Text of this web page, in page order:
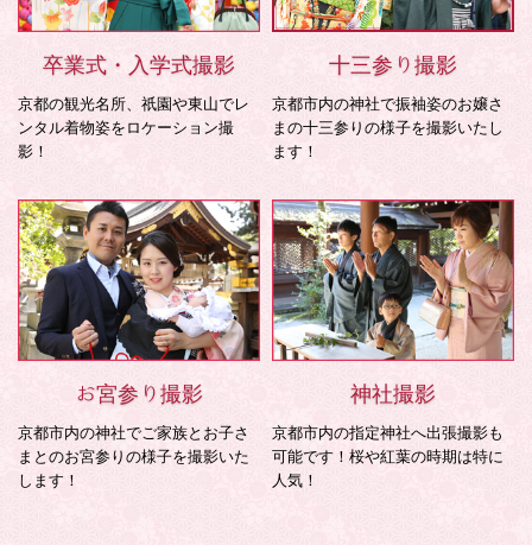
卒業式・入学式撮影
京都の観光名所、祇園や東山でレ
ンタル着物姿をロケーション撮
影！
十三参り撮影
京都市内の神社で振袖姿のお嬢さ
まの十三参りの様子を撮影いたし
ます！
お宮参り撮影
京都市内の神社でご家族とお子さ
まとのお宮参りの様子を撮影いた
します！
神社撮影
京都市内の指定神社へ出張撮影も
可能です！桜や紅葉の時期は特に
人気！